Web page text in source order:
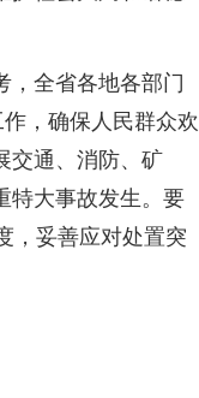
，全省各地各部门
，确保人民群众欢
交通、消防、矿
特大事故发生。要
，妥善应对处置突